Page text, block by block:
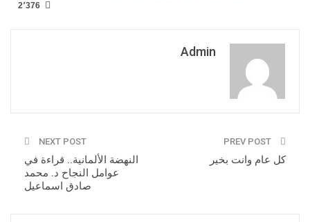
2٬376
Admin
كل عام وانت بخير
NEXT POST
النهضة الألمانية.. قراءة في
عوامل النجاح د. محمد
صادق اسماعيل